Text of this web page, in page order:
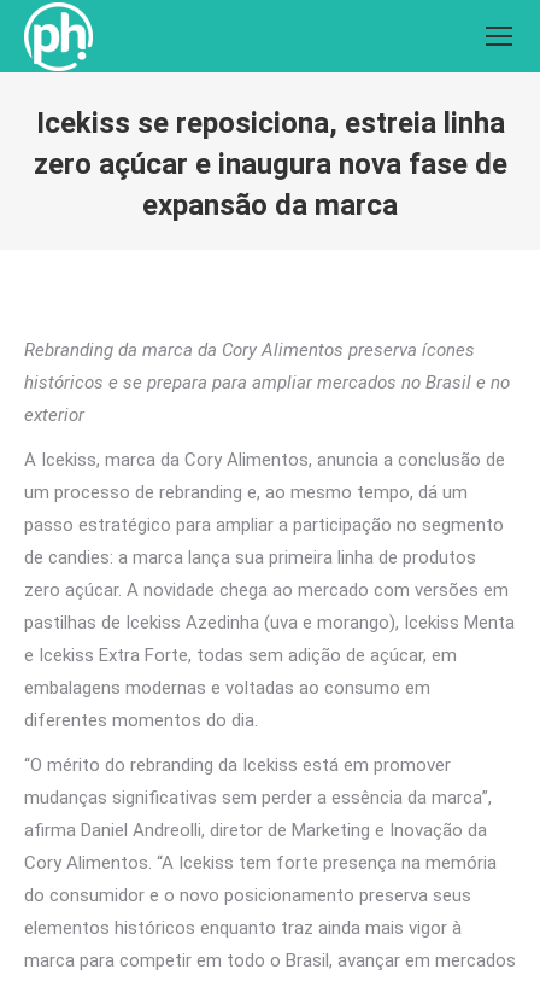
Icekiss se reposiciona, estreia linha
zero açúcar e inaugura nova fase de
expansão da marca
Rebranding da marca da Cory Alimentos preserva ícones
históricos e se prepara para ampliar mercados no Brasil e no
exterior
A Icekiss, marca da Cory Alimentos, anuncia a conclusão de
um processo de rebranding e, ao mesmo tempo, dá um
passo estratégico para ampliar a participação no segmento
de candies: a marca lança sua primeira linha de produtos
zero açúcar. A novidade chega ao mercado com versões em
pastilhas de Icekiss Azedinha (uva e morango), Icekiss Menta
e Icekiss Extra Forte, todas sem adição de açúcar, em
embalagens modernas e voltadas ao consumo em
diferentes momentos do dia.
“O mérito do rebranding da Icekiss está em promover
mudanças significativas sem perder a essência da marca”,
afirma Daniel Andreolli, diretor de Marketing e Inovação da
Cory Alimentos. “A Icekiss tem forte presença na memória
do consumidor e o novo posicionamento preserva seus
elementos históricos enquanto traz ainda mais vigor à
marca para competir em todo o Brasil, avançar em mercados